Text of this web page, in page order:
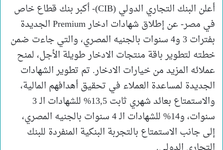
أعلن البنك التجاري الدولي (CIB)- أكبر بنك قطاع خاص
في مصر- عن إطلاق شهادات ادخار Premium الجديدة
بفترات 3 و4 سنوات بالجنيه المصري، والتي جاءت ضمن
خطته لتطوير باقة منتجات الادخار طويلة الأجل، لمنح
عملائه المزيد من خيارات الادخار. تم تطوير الشهادات
الجديدة لمساعدة العملاء في تحقيق أهدافهم المالية،
والاستمتاع بعائد شهري ثابت 13,5% للشهادات الـ 3
سنوات، و14% للشهادات الـ 4 سنوات بالجنيه المصري،
إلى جانب الاستمتاع بالتجربة البنكية المنفردة للبنك